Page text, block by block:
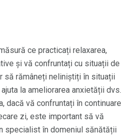
ce practicați relaxarea,
și vă confruntați cu situații de
să rămâneți neliniștiți în situații
la ameliorarea anxietății dvs.
dacă vă confruntați în continuare
zi, este important să vă
specialist în domeniul sănătății